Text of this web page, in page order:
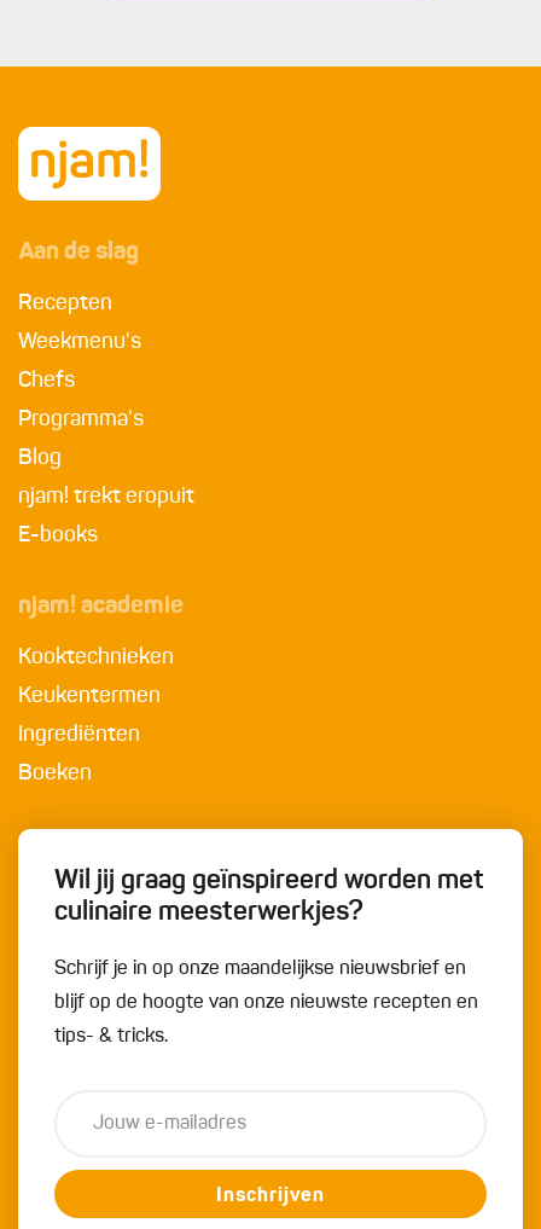
Aan de slag
Recepten
Weekmenu's
Chefs
Programma's
Blog
njam! trekt eropuit
E-books
njam! academie
Kooktechnieken
Keukentermen
Ingrediënten
Boeken
Wil jij graag geïnspireerd worden met
culinaire meesterwerkjes?
Schrijf je in op onze maandelijkse nieuwsbrief en
blijf op de hoogte van onze nieuwste recepten en
tips- & tricks.
Inschrijven